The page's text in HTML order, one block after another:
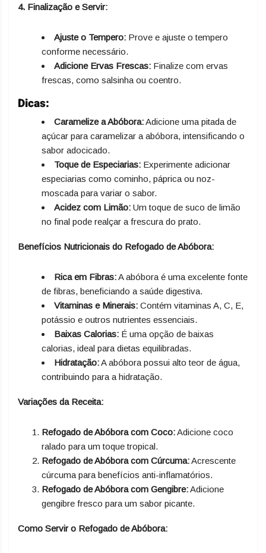
4. Finalização e Servir:
Ajuste o Tempero: Prove e ajuste o tempero
conforme necessário.
Adicione Ervas Frescas: Finalize com ervas
frescas, como salsinha ou coentro.
Dicas:
Caramelize a Abóbora:Adicione uma pitada de
açúcar para caramelizar a abóbora, intensificando o
sabor adocicado.
Toque de Especiarias: Experimente adicionar
especiarias como cominho, páprica ou noz-
moscada para variar o sabor.
Acidez com Limão: Um toque de suco de limão
no final pode realçar a frescura do prato.
Benefícios Nutricionais do Refogado de Abóbora:
Rica em Fibras:A abóbora é uma excelente fonte
de fibras, beneficiando a saúde digestiva.
Vitaminas e Minerais: Contém vitaminas A, C, E,
potássio e outros nutrientes essenciais.
Baixas Calorias: É uma opção de baixas
calorias, ideal para dietas equilibradas.
Hidratação:A abóbora possui alto teor de água,
contribuindo para a hidratação.
Variações da Receita:
Refogado de Abóbora com Coco:Adicione coco
ralado para um toque tropical.
Refogado de Abóbora com Cúrcuma:Acrescente
cúrcuma para benefícios anti-inflamatórios.
Refogado de Abóbora com Gengibre:Adicione
gengibre fresco para um sabor picante.
Como Servir o Refogado de Abóbora: